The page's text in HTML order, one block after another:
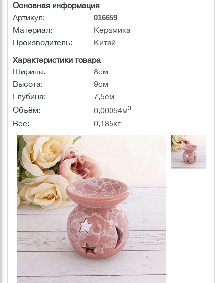
Основная информация
Артикул:
016659
Материал:
Керамика
Производитель:
Китай
Характеристики товара
Ширина:
8см
Высота:
9см
Глубина:
7,5см
Объём:
0,00054м3
Вес: 0,185кг